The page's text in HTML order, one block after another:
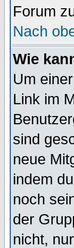
Forum
Nach
Wie
Um
Link im
sind
neue
indem
noch
der
nicht,